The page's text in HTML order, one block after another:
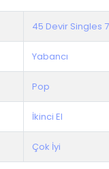
45 Devir Singles
Yabancı
Pop
İkinci El
Çok İyi